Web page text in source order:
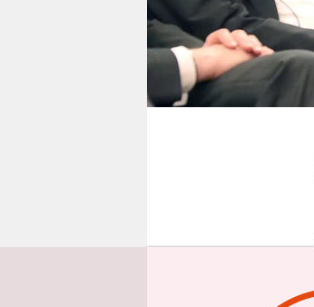
fragen & hilfe
unterstützen
abo